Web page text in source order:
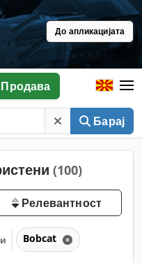
До апликацијата
Барај
Продава
(100)
Релевантност
Bobcat